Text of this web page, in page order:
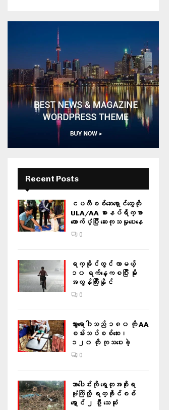
Recent Posts
ငပလီစစ်ဘေးရှောင်တွေကို
ULA/AA စားနပ်ရိက္ခာ
ထောက်ပံ့ပြီး ဆေးကုသမှုပေးနေ
0
ရက္ခိုင်တွင် လာမယ့်
၁၀ ရက်နေ့ကစပြီး မိုး
အလွန်ကြီးနိုင်
0
သွားရောဂါသည် ၁၈၀ ကို AA
စမ်းသပ်စစ်ဆေး၊
၁၂၀ ကို ကုသပေးခဲ့
0
သာပေါင်းကို ရွေတုအစိုးရ
ဗုံးကြဲလို့ ရက္ခိုင်စစ်
ရှောင် ၂ ဦး သေဆုံး